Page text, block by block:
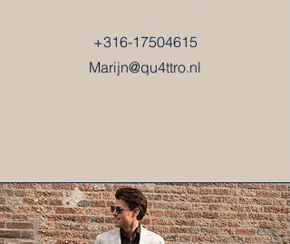
+316-17504615
Marijn@qu4ttro.nl